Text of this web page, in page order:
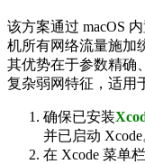
该方案通过 macOS
机所有网络流量施加
其优势在于参数精确
复杂弱网特征，适用
确保已安装
并已启动 Xcode
在 Xcode 菜单